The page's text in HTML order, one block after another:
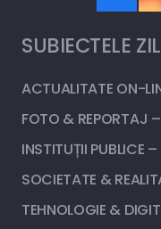
SUBIECTELE
ACTUALITATE ON-
FOTO & REPORTAJ
INSTITUȚII PUBLICE
SOCIETATE &
TEHNOLOGIE &